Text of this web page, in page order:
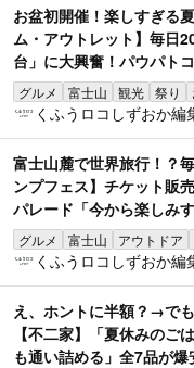
お盆初開催！楽しすぎる
ム・アウトレット】毎日
台」に大興奮！パウパト
グルメ 富士山 観光 祭り
くふうロコしずおか編
富士山麓で世界旅行！？
ンプフェス】チケット販
パレード「今から楽しみ
グルメ 富士山 アウトドア
くふうロコしずおか編
え、ホントに半額？→で
【不二家】「夏休みのご
も通い詰める」全7品が爆